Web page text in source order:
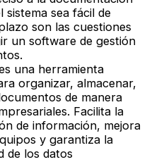
sistema sea fácil de
son las cuestiones
un software de gestión
una herramienta
organizar, almacenar,
de manera
Facilita la
de información, mejora
y garantiza la
de los datos